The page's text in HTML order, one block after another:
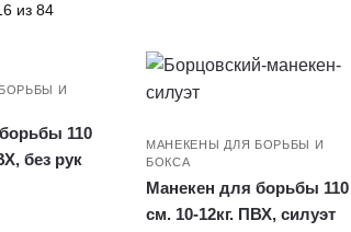
из 84
И
110
без рук
МАНЕКЕНЫ ДЛЯ БОРЬБЫ И
БОКСА
Манекен для борьбы 110
см. 10-12кг. ПВХ, силуэт